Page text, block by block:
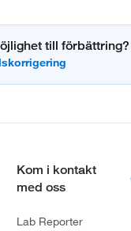
till förbättring?
Kom i kontakt
med oss
Lab Reporter